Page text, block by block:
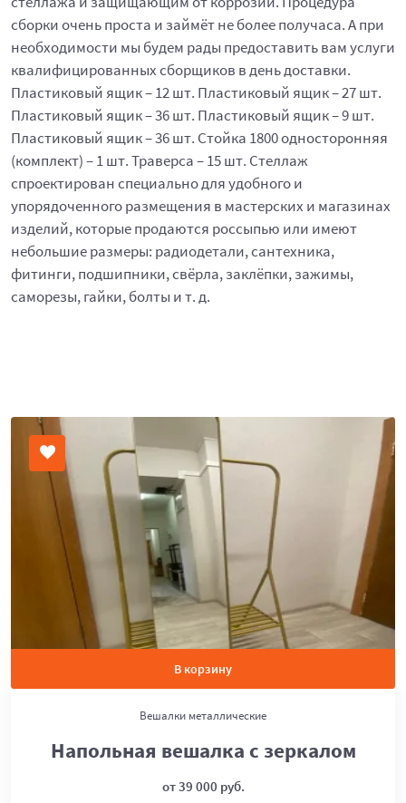
сборки очень проста и займёт не более получаса. А при
необходимости мы будем рады предоставить вам услуги
квалифицированных сборщиков в день доставки.
Пластиковый ящик – 12 шт. Пластиковый ящик – 27 шт.
Пластиковый ящик – 36 шт. Пластиковый ящик – 9 шт.
Пластиковый ящик – 36 шт. Стойка 1800 односторонняя
(комплект) – 1 шт. Траверса – 15 шт. Стеллаж
спроектирован специально для удобного и
упорядоченного размещения в мастерских и магазинах
изделий, которые продаются россыпью или имеют
небольшие размеры: радиодетали, сантехника,
фитинги, подшипники, свёрла, заклёпки, зажимы,
саморезы, гайки, болты и т. д.
В корзину
Вешалки металлические
Напольная вешалка с зеркалом
от 39 000 руб.